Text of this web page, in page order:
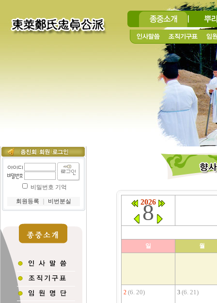
비밀번호 기억
회원등록 비번분실 2026
8
일 월
2 (6. 20) 3 (6. 21)